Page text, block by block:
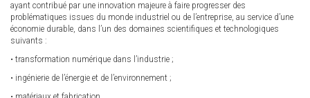
ayant contribué par une innovation majeure à faire progresser des
problématiques issues du monde industriel ou de l’entreprise, au service d’une
économie durable, dans l’un des domaines scientifiques et technologiques
suivants :
• transformation numérique dans l’industrie ;
• ingénierie de l’énergie et de l’environnement ;